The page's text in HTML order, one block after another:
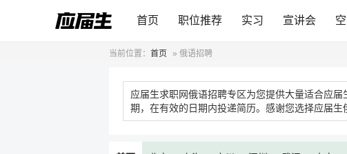
首页 职位推荐 实习 宣讲会
当前位置： 首页 » 俄语招聘
应届生求职网俄语招聘专区为您提供大量适合应
期，在有效的日期内投递简历。感谢您选择应届生